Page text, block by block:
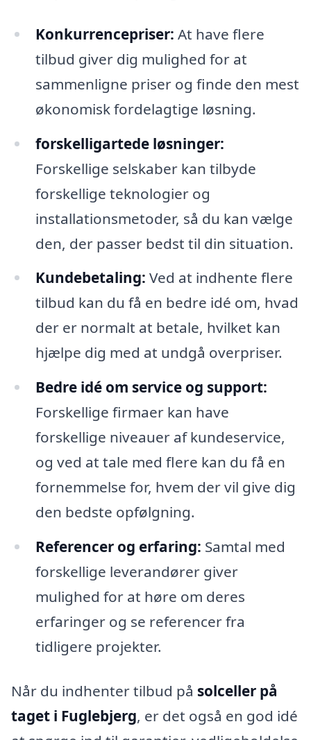
Konkurrencepriser: At have flere
tilbud giver dig mulighed for at
sammenligne priser og finde den mest
økonomisk fordelagtige løsning.
forskelligartede løsninger:
Forskellige selskaber kan tilbyde
forskellige teknologier og
installationsmetoder, så du kan vælge
den, der passer bedst til din situation.
Kundebetaling: Ved at indhente flere
tilbud kan du få en bedre idé om, hvad
der er normalt at betale, hvilket kan
hjælpe dig med at undgå overpriser.
Bedre idé om service og support:
Forskellige firmaer kan have
forskellige niveauer af kundeservice,
og ved at tale med flere kan du få en
fornemmelse for, hvem der vil give dig
den bedste opfølgning.
Referencer og erfaring: Samtal med
forskellige leverandører giver
mulighed for at høre om deres
erfaringer og se referencer fra
tidligere projekter.
Når du indhenter tilbud på solceller på
taget i Fuglebjerg, er det også en god idé